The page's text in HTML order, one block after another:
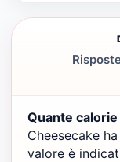
Quante
Cheesecake
valore è